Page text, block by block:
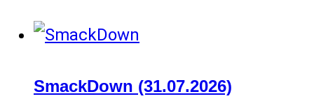
SmackDown (31.07.2026)